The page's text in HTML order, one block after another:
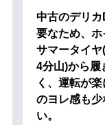
中古のデリ
要なため、ホ
サマータイ
4分山)から履
く、運転が
のヨレ感も
い。